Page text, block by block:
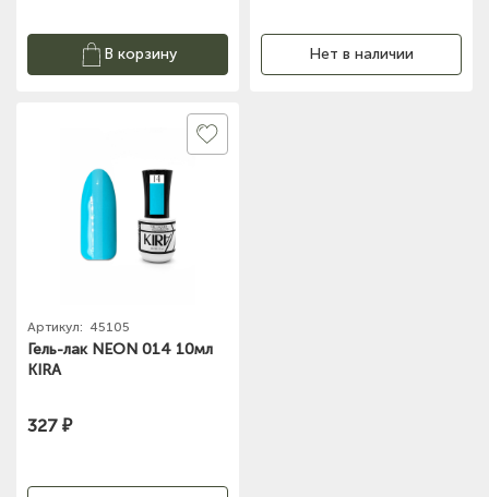
В корзину Нет в наличии
Артикул: 45105
Гель-лак NEON 014 10мл
KIRA
327 ₽